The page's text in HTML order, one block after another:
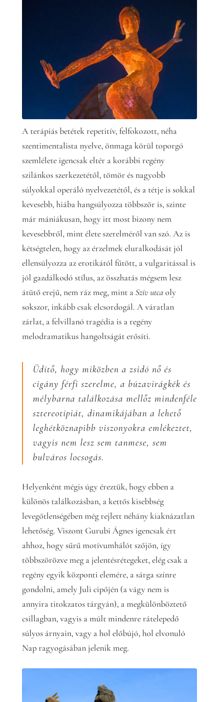
A terápiás betétek repetitív, felfokozott, néha
szentimentalista nyelve, önmaga körül toporgó
szemlélete igencsak eltér a korábbi regény
szilánkos szerkezetétől, tömör és nagyobb
súlyokkal operáló nyelvezetétől, és a tétje is sokkal
kevesebb, hiába hangsúlyozza többször is, szinte
már mániákusan, hogy itt most bizony nem
kevesebbről, mint élete szerelméről van szó. Az is
kétségtelen, hogy az érzelmek eluralkodását jól
ellensúlyozza az erotikától fűtött, a vulgaritással is
jól gazdálkodó stílus, az összhatás mégsem lesz
átütő erejű, nem ráz meg, mint aSzív utca oly
sokszor, inkább csak elcsordogál. A váratlan
zárlat, a felvillanó tragédia is a regény
melodramatikus hangoltságát erősíti.
Üdítő, hogy miközben a zsidó nő és
cigány férfi szerelme, a búzavirágkék és
mélybarna találkozása mellőz mindenféle
sztereotípiát, dinamikájában a lehető
leghétköznapibb viszonyokra emlékeztet,
vagyis nem lesz sem tanmese, sem
bulváros locsogás.
Helyenként mégis úgy éreztük, hogy ebben a
különös találkozásban, a kettős kisebbség
levegőtlenségében még rejlett néhány kiaknázatlan
lehetőség. Viszont Gurubi Ágnes igencsak ért
ahhoz, hogy sűrű motívumhálót szőjön, így
többszörözve meg a jelentésrétegeket, elég csak a
regény egyik központi elemére, a sárga színre
gondolni, amely Juli cipőjén (a vágy nem is
annyira titokzatos tárgyán), a megkülönböztető
csillagban, vagyis a múlt mindenre rátelepedő
súlyos árnyain, vagy a hol előbújó, hol elvonuló
Nap ragyogásában jelenik meg.